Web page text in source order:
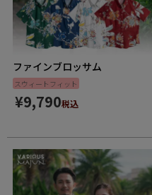
ファインブロッサム
スウィートフィット
¥9,790税込